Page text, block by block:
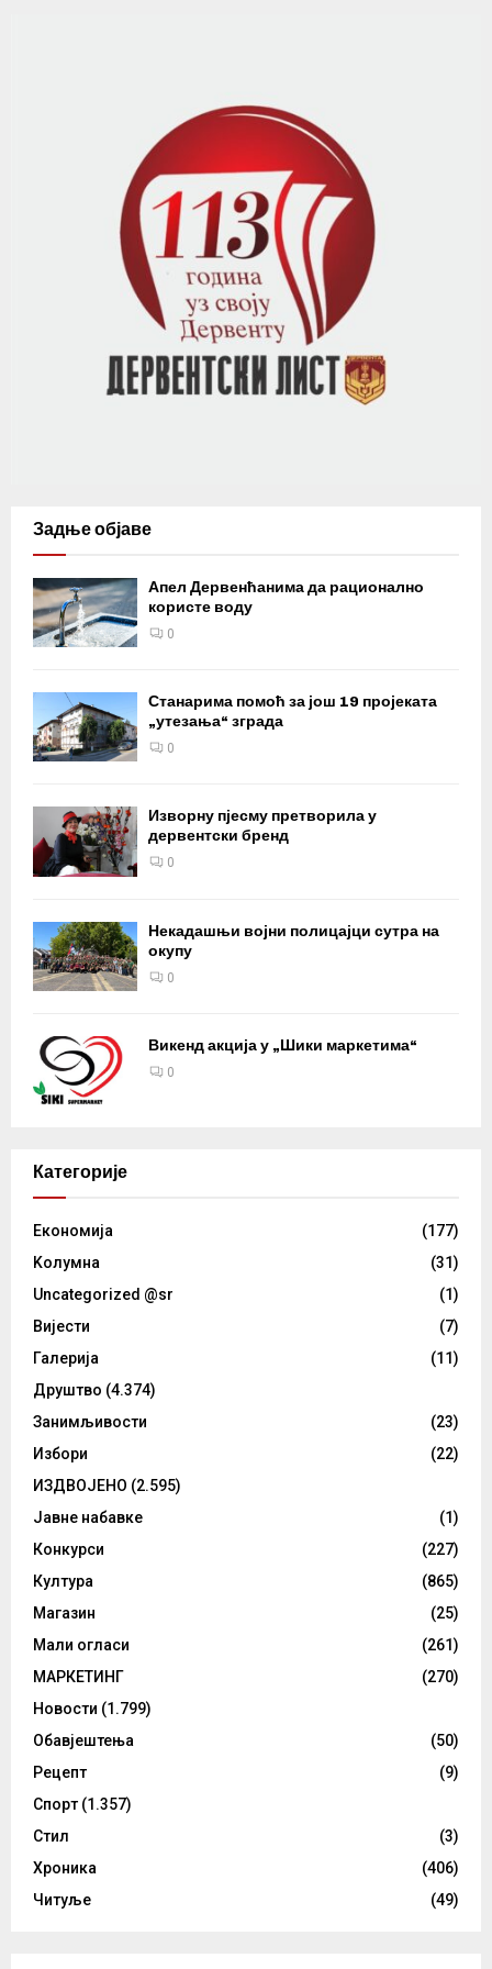
Задње објаве
Апел Дервенћанима да рационално
користе воду
0
Станарима помоћ за још 19 пројеката
„утезања“ зграда
0
Изворну пјесму претворила у
дервентски бренд
0
Некадашњи војни полицајци сутра на
окупу
0
Викенд акција у „Шики маркетима“
0
Категорије
Eкономија
(177)
Kолумнa
(31)
Uncategorized @sr
(1)
Вијести
(7)
Галерија
(11)
Друштво (4.374)
Занимљивости
(23)
Избори
(22)
ИЗДВОЈЕНО (2.595)
Јавне набавке
(1)
Конкурси
(227)
Култура
(865)
Магазин
(25)
Мали огласи
(261)
МАРКЕТИНГ
(270)
Новости (1.799)
Обавјештења
(50)
Рецепт
(9)
Спорт (1.357)
Стил
(3)
Хроника
(406)
Читуље
(49)